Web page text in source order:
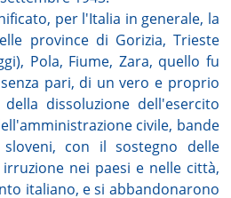
per l'Italia in generale, la
province di Gorizia, Trieste
Pola, Fiume, Zara, quello fu
pari, di un vero e proprio
dissoluzione dell'esercito
civile, bande
con il sostegno delle
nei paesi e nelle città,
italiano, e si abbandonarono